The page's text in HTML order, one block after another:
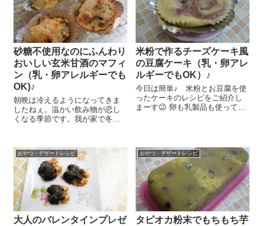
砂糖不使用なのにふんわり
おいしい玄米甘酒のマフィ
ン（乳・卵アレルギーでも
OK)♪
朝晩は冷えるようになってきま
したねぇ。温かい飲み物が恋し
くなる季節です。我が家で冬の
点の甘酒😉 お湯で溶いたり、豆
乳で溶いたり、ココアを入れた
り生姜を入れたりと、色々楽し
んでいます＾＾...
米粉で作るチーズケーキ風
の豆腐ケーキ（乳・卵アレ
ルギーでもOK）♪
今日は簡単♪ 米粉とお豆腐を使
ったケーキのレシピをご紹介し
まーす😉 卵も乳製品も使ってい
ぜて滑らかにします。こ...
おやつ・デザートレシピ
大人のバレンタインプレゼ
おやつ・デザートレシピ
タピオカ粉末でもちもち芋